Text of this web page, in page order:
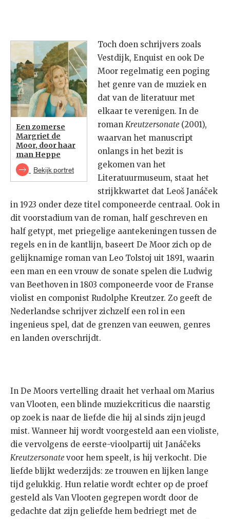
Een zomerse
Margriet de
Moor, door haar
man Heppe
Bekijk portret
Toch doen schrijvers zoals
Vestdijk, Enquist en ook De
Moor regelmatig een poging
het genre van de muziek en
dat van de literatuur met
elkaar te verenigen. In de
roman Kreutzersonate (2001),
waarvan het manuscript
onlangs in het bezit is
gekomen van het
Literatuurmuseum, staat het
strijkkwartet dat Leoš Janáček
in 1923 onder deze titel componeerde centraal. Ook in
dit voorstadium van de roman, half geschreven en
half getypt, met priegelige aantekeningen tussen de
regels en in de kantlijn, baseert De Moor zich op de
gelijknamige roman van Leo Tolstoj uit 1891, waarin
een man en een vrouw de sonate spelen die Ludwig
van Beethoven in 1803 componeerde voor de Franse
violist en componist Rudolphe Kreutzer. Zo geeft de
Nederlandse schrijver zichzelf een rol in een
ingenieus spel, dat de grenzen van eeuwen, genres
en landen overschrijdt.
In De Moors vertelling draait het verhaal om Marius
van Vlooten, een blinde muziekcriticus die naarstig
op zoek is naar de liefde die hij al sinds zijn jeugd
mist. Wanneer hij wordt voorgesteld aan een violiste,
die vervolgens de eerste-vioolpartij uit Janáčeks
Kreutzersonate voor hem speelt, is hij verkocht. Die
liefde blijkt wederzijds: ze trouwen en lijken lange
tijd gelukkig. Hun relatie wordt echter op de proef
gesteld als Van Vlooten gegrepen wordt door de
gedachte dat zijn geliefde hem bedriegt met de